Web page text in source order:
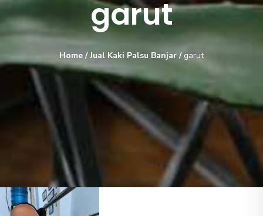
garut
Home /Jual Kaki Palsu Banjar / garut